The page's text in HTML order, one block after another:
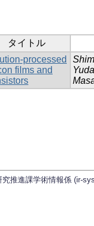
タイトル
processed
films and
推進課学術情報係 (ir-